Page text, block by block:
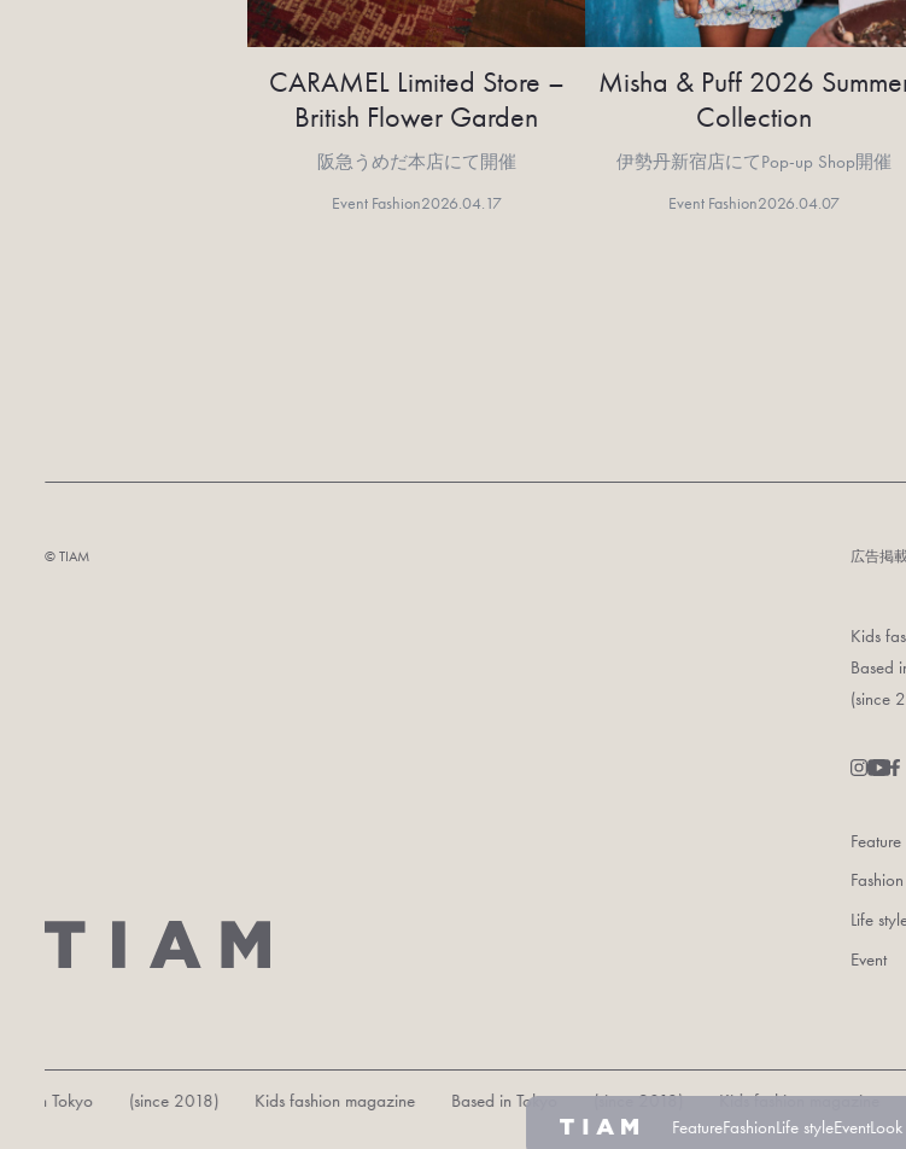
CARAMEL Limited Store –
British Flower Garden
阪急うめだ本店にて開催
Event Fashion2026.04.17
Misha & Puff 2026
Collection
伊勢丹新宿店にてPop-up Shop開催
Event Fashion2026.04.07
©︎ TIAM 広告掲
Kids
Based
(since
Feature
Fashion
Life
Event
in Tokyo (since 2018) Kids fashion magazine Based in Tokyo (since 2018) Kids fashion magazine
FeatureFashionLife styleEvent